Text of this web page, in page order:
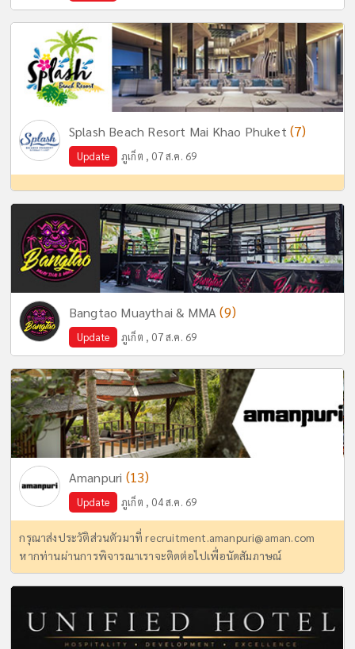
Splash Beach Resort Mai Khao Phuket (7)
Update ภูเก็ต , 07 ส.ค. 69
Bangtao Muaythai & MMA(9)
Update ภูเก็ต , 07 ส.ค. 69
Amanpuri (13)
Update ภูเก็ต , 04 ส.ค. 69
กรุณาส่งประวัติส่วนตัวมาที่recruitment.amanpuri@aman.com
หากท่านผ่านการพิจารณาเราจะติดต่อไปเพื่อนัดสัมภาษณ์